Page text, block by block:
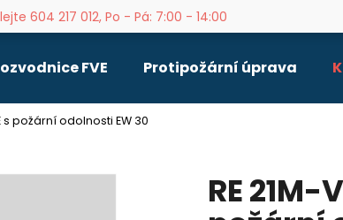
604 217 012, Po - Pá: 7:00 - 14:00
FVE Protipožární úprava
s požární odolnosti EW 30
RE 21M-
najít?